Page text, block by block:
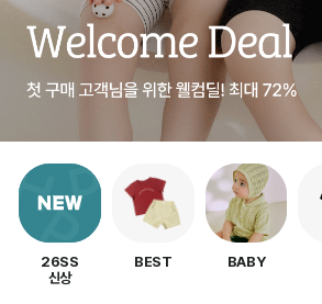
26SS
신상
BEST BABY